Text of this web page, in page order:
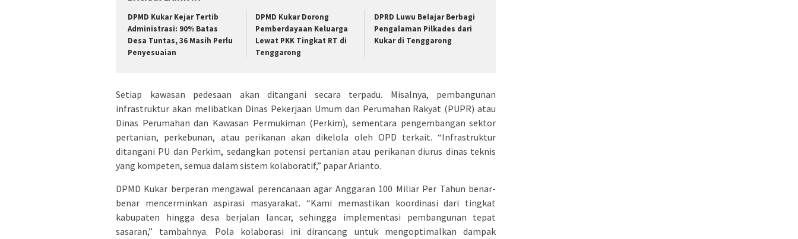
DPMD Kukar Kejar Tertib
Administrasi: 90% Batas
Desa Tuntas, 36 Masih Perlu
Penyesuaian
DPMD Kukar Dorong
Pemberdayaan Keluarga
Lewat PKK Tingkat RT di
Tenggarong
DPRD Luwu Belajar Berbagi
Pengalaman Pilkades dari
Kukar di Tenggarong
Setiap kawasan pedesaan akan ditangani secara terpadu. Misalnya, pembangunan
infrastruktur akan melibatkan Dinas Pekerjaan Umum dan Perumahan Rakyat (PUPR) atau
Dinas Perumahan dan Kawasan Permukiman (Perkim), sementara pengembangan sektor
pertanian, perkebunan, atau perikanan akan dikelola oleh OPD terkait. “Infrastruktur
ditangani PU dan Perkim, sedangkan potensi pertanian atau perikanan diurus dinas teknis
yang kompeten, semua dalam sistem kolaboratif,” papar Arianto.
DPMD Kukar berperan mengawal perencanaan agar Anggaran 100 Miliar Per Tahun benar-
benar mencerminkan aspirasi masyarakat. “Kami memastikan koordinasi dari tingkat
kabupaten hingga desa berjalan lancar, sehingga implementasi pembangunan tepat
sasaran,” tambahnya. Pola kolaborasi ini dirancang untuk mengoptimalkan dampak